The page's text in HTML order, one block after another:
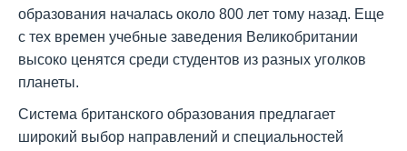
образования началась около 800 лет тому назад. Еще
с тех времен учебные заведения Великобритании
высоко ценятся среди студентов из разных уголков
планеты.
Система британского образования предлагает
широкий выбор направлений и специальностей